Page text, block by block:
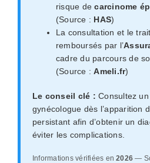
risque decarcinome
(Source : HAS)
La consultation et le
remboursés par l’
cadre du parcours de
(Source :Ameli.fr)
Le conseil clé : Consultez
gynécologue dès l’apparition
persistant afin d’obtenir un
éviter les complications.
Informations vérifiées en2026 —